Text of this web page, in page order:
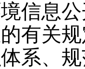
信息
有关
系、